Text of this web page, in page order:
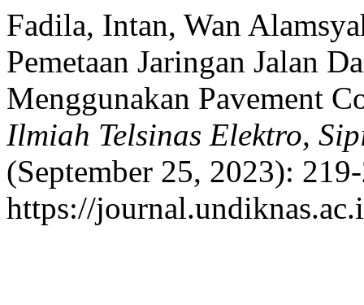
Fadila, Intan, Wan
Pemetaan Jaringan Jalan
Menggunakan Pavement
Ilmiah Telsinas Elektro,
(September 25, 2023):
https://